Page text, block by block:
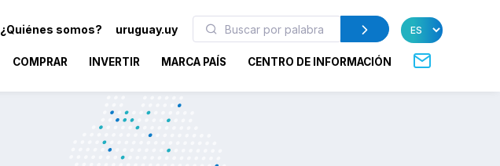
¿Quiénes somos? uruguay.uy
COMPRAR INVERTIR MARCA PAÍS CENTRO DE INFORMACIÓN